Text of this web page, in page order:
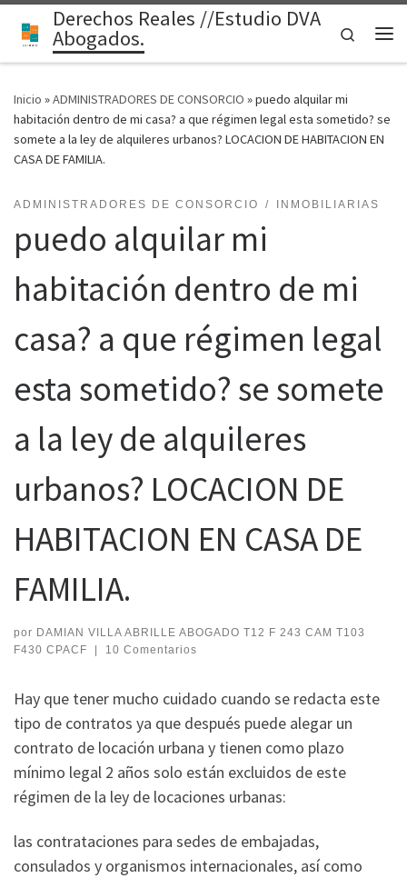
Saltar al contenido
Derechos Reales //Estudio DVA
Abogados.
Search
Inicio »ADMINISTRADORES DE CONSORCIO »puedo alquilar mi
habitación dentro de mi casa? a que régimen legal esta sometido? se
somete a la ley de alquileres urbanos? LOCACION DE HABITACION EN
CASA DE FAMILIA.
ADMINISTRADORES DE CONSORCIO INMOBILIARIAS
puedo alquilar mi
habitación dentro de mi
casa? a que régimen legal
esta sometido? se somete
a la ley de alquileres
urbanos? LOCACION DE
HABITACION EN CASA DE
FAMILIA.
por DAMIAN VILLA ABRILLE ABOGADO T12 F 243 CAM T103
F430 CPACF
10 Comentarios
Hay que tener mucho cuidado cuando se redacta este
tipo de contratos ya que después puede alegar un
contrato de locación urbana y tienen como plazo
mínimo legal 2 años solo están excluidos de este
régimen de la ley de locaciones urbanas:
las contrataciones para sedes de embajadas,
consulados y organismos internacionales, así como